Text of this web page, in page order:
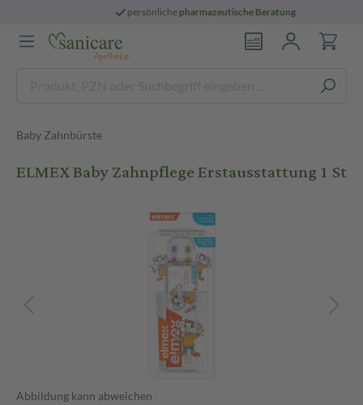
persönlichepharmazeutische Beratung
Baby Zahnbürste
ELMEX Baby Zahnpflege Erstausstattung 1 St
Abbildung kann abweichen